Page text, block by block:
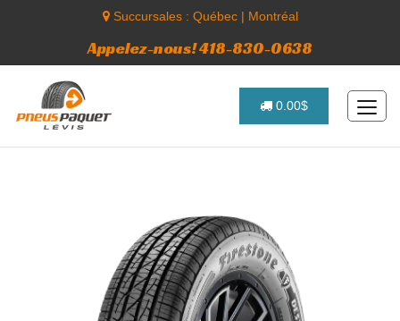
Succursales : Québec| Montréal
Appelez-nous! 418-830-0638
0.00$